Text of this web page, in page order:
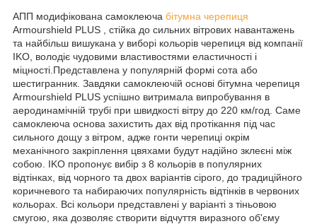
АПП модифікована cамоклеюча бітумна черепиця
Armourshield PLUS , стійка до сильних вітрових навантажень
та найбільш вишукана у виборі кольорів черепиця від компанії
IKO, володіє чудовими властивостями еластичності і
міцності.Представлена у популярній формі сота або
шестигранник. Завдяки самоклеючій основі бітумна черепиця
Armourshield PLUS успішно витримала випробування в
аеродинамічній трубі при швидкості вітру до 220 км/год. Саме
самоклеюча основа захистить дах від протікання під час
сильного дощу з вітром, адже гонти черепиці окрім
механічного закріплення цвяхами будут надійно зклеєні між
собою. IKO пропонує вибір з 8 кольорів в популярних
відтінках, від чорного та двох варіантів сірого, до традиційного
коричневого та набираючих популярність відтінків в червоних
кольорах. Всі кольори представлені у варіанті з тіньовою
смугою, яка дозволяє створити відчуття виразного об'єму